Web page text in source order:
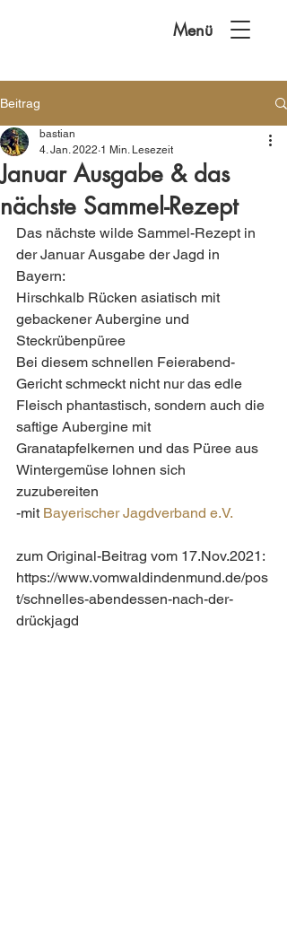
Menü
Beitrag
Januar Ausgabe & das
nächste Sammel-Rezept
bastian
4. Jan. 2022 1 Min. Lesezeit
Das nächste wilde Sammel-Rezept in
der Januar Ausgabe der Jagd in
Bayern:
Hirschkalb Rücken asiatisch mit
gebackener Aubergine und
Steckrübenpüree
Bei diesem schnellen Feierabend-
Gericht schmeckt nicht nur das edle
Fleisch phantastisch, sondern auch die
saftige Aubergine mit
Granatapfelkernen und das Püree aus
Wintergemüse lohnen sich
zuzubereiten
-mit Bayerischer Jagdverband e.V.
zum Original-Beitrag vom 17.Nov.2021:
https://www.vomwaldindenmund.de/pos
t/schnelles-abendessen-nach-der-
drückjagd